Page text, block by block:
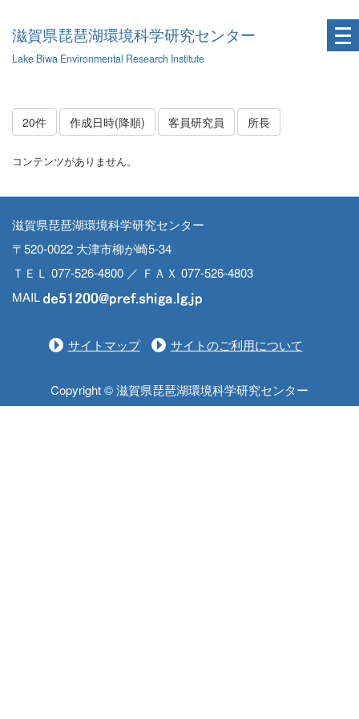
滋賀県琵琶湖環境科学研究センター
Lake Biwa Environmental Research Institute
20件 作成日時(降順) 客員研究員 所長
コンテンツがありません。
滋賀県琵琶湖環境科学研究センター
〒520-0022 大津市柳が崎5-34
ＴＥＬ 077-526-4800 ／ ＦＡＸ 077-526-4803
MAIL
サイトマップ サイトのご利用について
Copyright © 滋賀県琵琶湖環境科学研究センター